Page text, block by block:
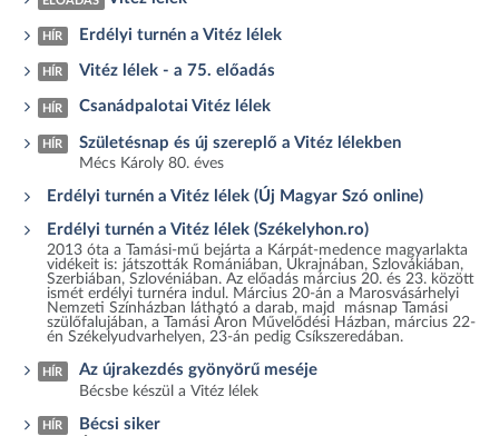
HÍR Erdélyi turnén a Vitéz lélek
HÍR Vitéz lélek - a 75. előadás
HÍR Csanádpalotai Vitéz lélek
HÍR Születésnap és új szereplő a Vitéz lélekben
Mécs Károly 80. éves
Erdélyi turnén a Vitéz lélek (Új Magyar Szó online)
Erdélyi turnén a Vitéz lélek (Székelyhon.ro)
2013 óta a Tamási-mű bejárta a Kárpát-medence magyarlakta
vidékeit is: játszották Romániában, Ukrajnában, Szlovákiában,
Szerbiában, Szlovéniában. Az előadás március 20. és 23. között
ismét erdélyi turnéra indul. Március 20-án a Marosvásárhelyi
Nemzeti Színházban látható a darab, majd másnap Tamási
szülőfalujában, a Tamási Áron Művelődési Házban, március 22-
én Székelyudvarhelyen, 23-án pedig Csíkszeredában.
HÍR Az újrakezdés gyönyörű meséje
Bécsbe készül a Vitéz lélek
HÍR Bécsi siker